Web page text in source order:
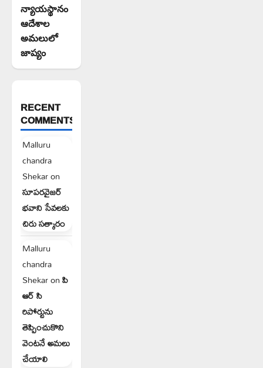
న్యాయస్థానం
ఆదేశాల
అమలులో
జాప్యం
RECENT
COMMENTS
Malluru
chandra
Shekaron
సూపరవైజర్
భవాని సేవలకు
చిరు సత్కారం
Malluru
chandra
Shekaronపి
ఆర్ సి
రిపోర్టును
తెప్పించుకొని
వెంటనే అమలు
చేయాలి